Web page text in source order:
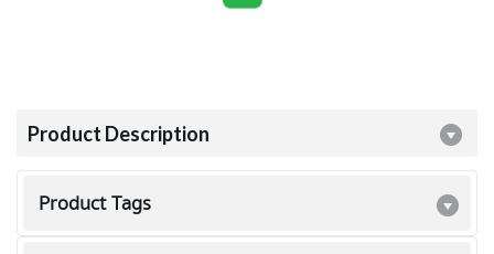
Product Description
Product Tags